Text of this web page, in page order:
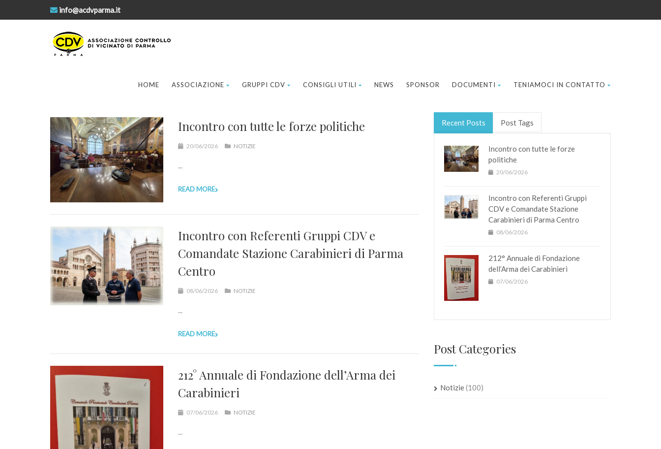
info@acdvparma.it
HOME ASSOCIAZIONE GRUPPI CDV CONSIGLI UTILI NEWS SPONSOR DOCUMENTI TENIAMOCI IN CONTATTO
Incontro con tutte le forze politiche
20/06/2026 NOTIZIE
...
READ MORE
Incontro con Referenti Gruppi CDV e
Comandate Stazione Carabinieri di Parma
Centro
08/06/2026 NOTIZIE
READ MORE
212° Annuale di Fondazione dell’Arma dei
Carabinieri
07/06/2026 NOTIZIE
Recent Posts Post Tags
Incontro con tutte le forze
politiche
20/06/2026
Incontro con Referenti Gruppi
CDV e Comandate Stazione
Carabinieri di Parma Centro
08/06/2026
212° Annuale di Fondazione
dell’Arma dei Carabinieri
07/06/2026
Post Categories
Notizie(100)